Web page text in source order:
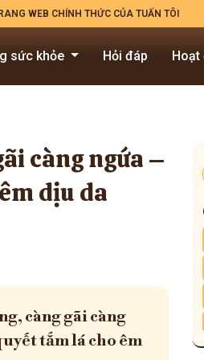
WEB CHÍNH THỨC CỦA TUẤN TÔI
sức khỏe Hỏi đáp Hoạt
càng ngứa –
dịu da
càng gãi càng
tắm lá cho êm